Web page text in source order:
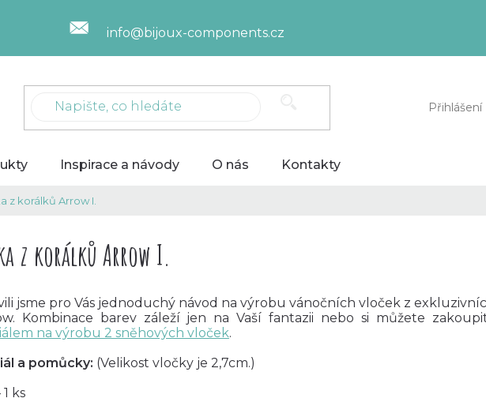
info@bijoux-components.cz
Přihlášení
Inspirace a návody O nás Kontakty
z korálků Arrow I.
z korálků Arrow I.
jsme pro Vás jednoduchý návod na výrobu vánočních vloček z
Kombinace barev záleží jen na Vaší fantazii nebo si můžete
na výrobu 2 sněhových vloček.
a pomůcky: (Velikost vločky je 2,7cm.)
1 ks